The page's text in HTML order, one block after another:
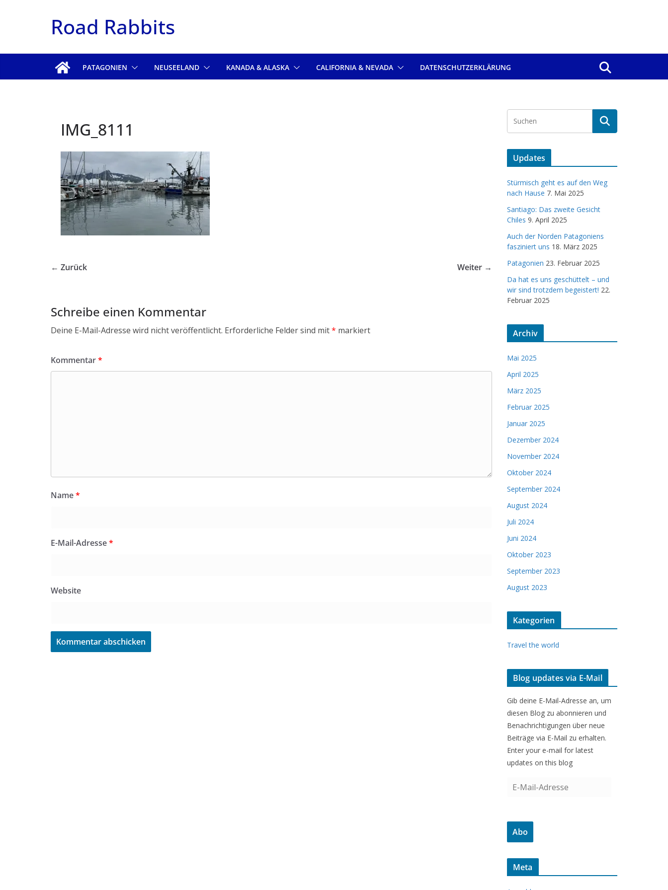
Road Rabbits
PATAGONIEN NEUSEELAND KANADA & ALASKA CALIFORNIA & NEVADA DATENSCHUTZERKLÄRUNG
IMG_8111
← Zurück Weiter →
Schreibe einen Kommentar
Deine E-Mail-Adresse wird nicht veröffentlicht. Erforderliche Felder sind mit* markiert
Kommentar*
Name*
E-Mail-Adresse*
Website
Updates
Stürmisch geht es auf den Weg
nach Hause 7. Mai 2025
Santiago: Das zweite Gesicht
Chiles 9. April 2025
Auch der Norden Patagoniens
fasziniert uns 18. März 2025
Patagonien 23. Februar 2025
Da hat es uns geschüttelt – und
wir sind trotzdem begeistert! 22.
Februar 2025
Archiv
Mai 2025
April 2025
März 2025
Februar 2025
Januar 2025
Dezember 2024
November 2024
Oktober 2024
September 2024
August 2024
Juli 2024
Juni 2024
Oktober 2023
September 2023
August 2023
Kategorien
Travel the world
Blog updates via E-Mail
Gib deine E-Mail-Adresse an, um
diesen Blog zu abonnieren und
Benachrichtigungen über neue
Beiträge via E-Mail zu erhalten.
Enter your e-mail for latest
updates on this blog
a
l
-
Abo
Meta